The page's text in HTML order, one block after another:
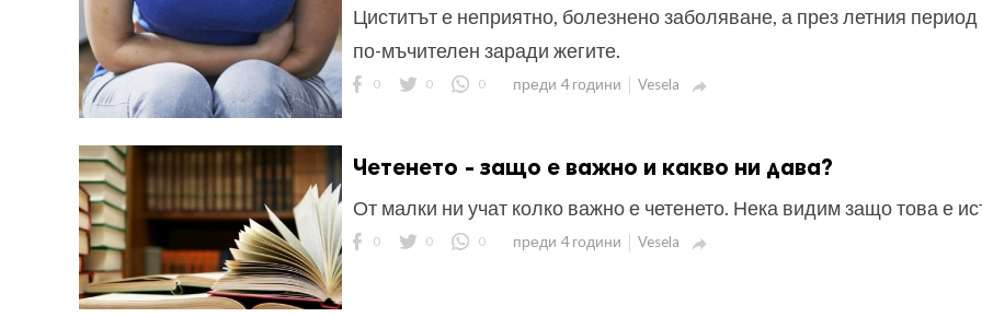
Циститът е неприятно, болезнено заболяване, а през летния
по-мъчителен заради жегите.
0 0 0 преди 4 години Vesela 
Четенето - защо е важно и какво ни дава?
От малки ни учат колко важно е четенето. Нека видим защо това е
0 0 0 преди 4 години Vesela 